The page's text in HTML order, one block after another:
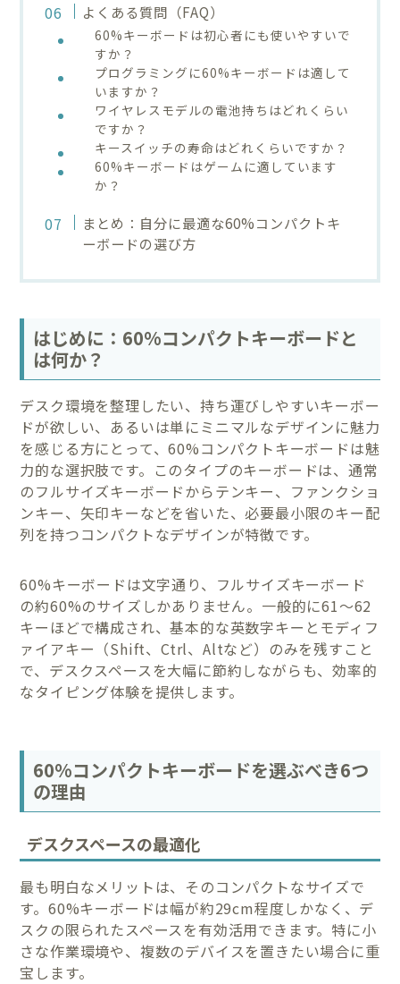
よくある質問（FAQ）
60%キーボードは初心者にも使いやすいで
すか？
プログラミングに60%キーボードは適して
いますか？
ワイヤレスモデルの電池持ちはどれくらい
ですか？
キースイッチの寿命はどれくらいですか？
60%キーボードはゲームに適しています
か？
まとめ：自分に最適な60%コンパクトキ
ーボードの選び方
はじめに：60%コンパクトキーボードと
は何か？
デスク環境を整理したい、持ち運びしやすいキーボー
ドが欲しい、あるいは単にミニマルなデザインに魅力
を感じる方にとって、60%コンパクトキーボードは魅
力的な選択肢です。このタイプのキーボードは、通常
のフルサイズキーボードからテンキー、ファンクショ
ンキー、矢印キーなどを省いた、必要最小限のキー配
列を持つコンパクトなデザインが特徴です。
60%キーボードは文字通り、フルサイズキーボード
の約60%のサイズしかありません。一般的に61〜62
キーほどで構成され、基本的な英数字キーとモディフ
ァイアキー（Shift、Ctrl、Altなど）のみを残すこと
で、デスクスペースを大幅に節約しながらも、効率的
なタイピング体験を提供します。
60%コンパクトキーボードを選ぶべき6つ
の理由
デスクスペースの最適化
最も明白なメリットは、そのコンパクトなサイズで
す。60%キーボードは幅が約29cm程度しかなく、デ
スクの限られたスペースを有効活用できます。特に小
さな作業環境や、複数のデバイスを置きたい場合に重
宝します。